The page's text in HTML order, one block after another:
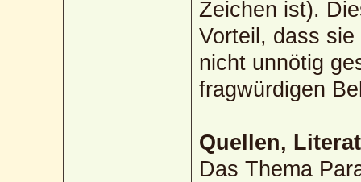
Zeichen ist).
Vorteil, dass
nicht unnötig
fragwürdigen
Quellen,
Das Thema